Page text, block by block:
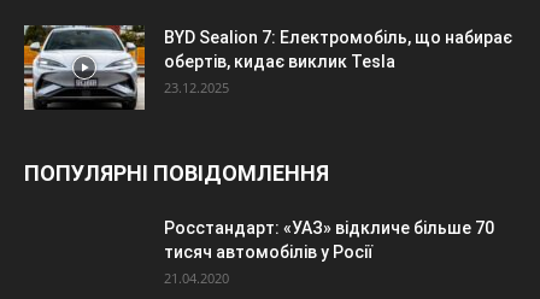
BYD Sealion 7: Електромобіль, що набирає
обертів, кидає виклик Tesla
23.12.2025
ПОПУЛЯРНІ ПОВІДОМЛЕННЯ
Росстандарт: «УАЗ» відкличе більше 70
тисяч автомобілів у Росії
21.04.2020